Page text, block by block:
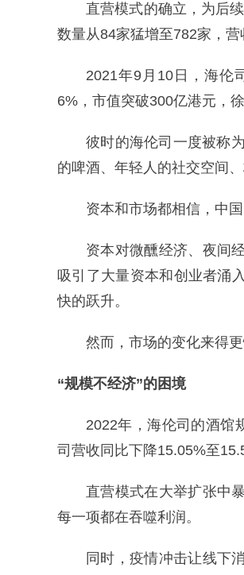
直营模式的确立，为后
数量从84家猛增至782家，营
2021年9月10日，海伦
6%，市值突破300亿港元，
彼时的海伦司一度被称
的啤酒、年轻人的社交空间
资本和市场都相信，中
资本对微醺经济、夜间
吸引了大量资本和创业者涌
快的跃升。
然而，市场的变化来得更
“规模不经济”的困境
2022年，海伦司的酒馆
司营收同比下降15.05%至
直营模式在大举扩张中
每一项都在吞噬利润。
同时，疫情冲击让线下